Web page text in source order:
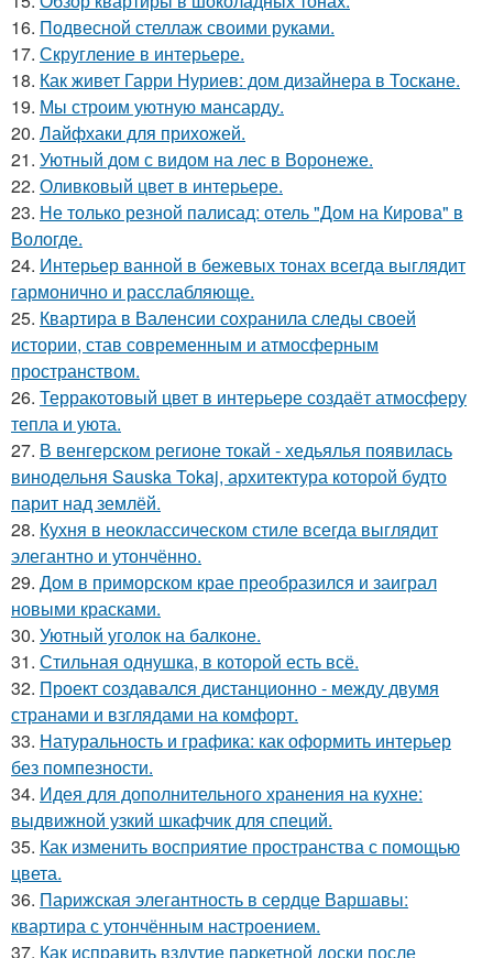
16. Подвесной стеллаж своими руками.
17. Скругление в интерьере.
18. Как живет Гарри Нуриев: дом дизайнера в Тоскане.
19. Мы строим уютную мансарду.
20. Лайфхаки для прихожей.
21. Уютный дом с видом на лес в Воронеже.
22. Оливковый цвет в интерьере.
23. Не только резной палисад: отель "Дом на Кирова" в
Вологде.
24. Интерьер ванной в бежевых тонах всегда выглядит
гармонично и расслабляюще.
25. Квартира в Валенсии сохранила следы своей
истории, став современным и атмосферным
пространством.
26. Терракотовый цвет в интерьере создаёт атмосферу
тепла и уюта.
27. В венгерском регионе токай - хедьялья появилась
винодельня Sauska Tokaj, архитектура которой будто
парит над землёй.
28. Кухня в неоклассическом стиле всегда выглядит
элегантно и утончённо.
29. Дом в приморском крае преобразился и заиграл
новыми красками.
30. Уютный уголок на балконе.
31. Стильная однушка, в которой есть всё.
32. Проект создавался дистанционно - между двумя
странами и взглядами на комфорт.
33. Натуральность и графика: как оформить интерьер
без помпезности.
34. Идея для дополнительного хранения на кухне:
выдвижной узкий шкафчик для специй.
35. Как изменить восприятие пространства с помощью
цвета.
36. Парижская элегантность в сердце Варшавы:
квартира с утончённым настроением.
37. Как исправить вздутие паркетной доски после